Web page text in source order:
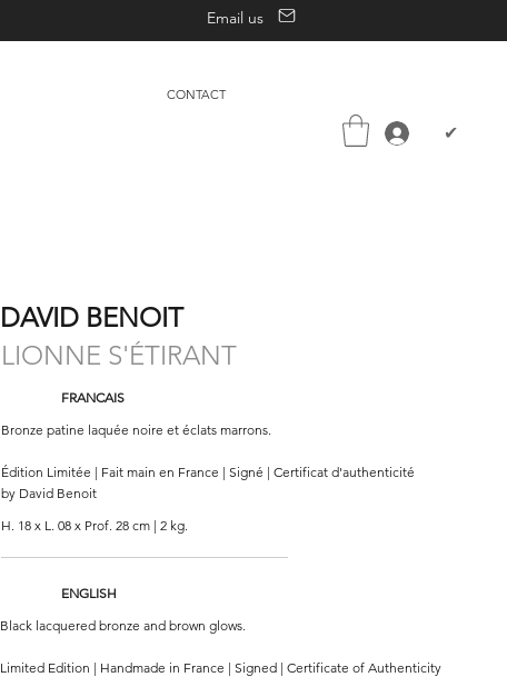
Email us
CONTACT
✔
DAVID BENOIT
LIONNE S'ÉTIRANT
FRANCAIS
Bronze patine laquée noire et éclats marrons.
Édition Limitée | Fait main en France | Signé | Certificat d'authenticité
by David Benoit
H. 18 x L. 08 x Prof. 28 cm | 2 kg.
ENGLISH
Black lacquered bronze and brown glows.
Limited Edition | Handmade in France | Signed | Certificate of Authenticity